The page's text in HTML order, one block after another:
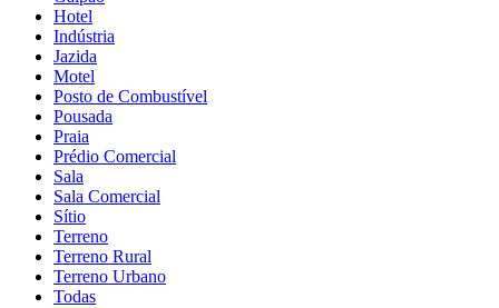
Hotel
Indústria
Jazida
Motel
Posto de Combustível
Pousada
Praia
Prédio Comercial
Sala
Sala Comercial
Sítio
Terreno
Terreno Rural
Terreno Urbano
Todas